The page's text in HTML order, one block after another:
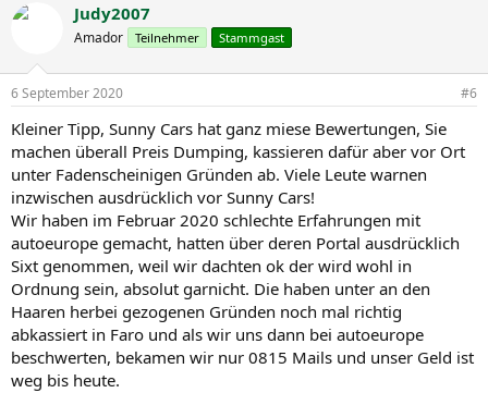
Judy2007
Amador Teilnehmer Stammgast
6 September 2020 #6
Kleiner Tipp, Sunny Cars hat ganz miese Bewertungen, Sie
machen überall Preis Dumping, kassieren dafür aber vor Ort
unter Fadenscheinigen Gründen ab. Viele Leute warnen
inzwischen ausdrücklich vor Sunny Cars!
Wir haben im Februar 2020 schlechte Erfahrungen mit
autoeurope gemacht, hatten über deren Portal ausdrücklich
Sixt genommen, weil wir dachten ok der wird wohl in
Ordnung sein, absolut garnicht. Die haben unter an den
Haaren herbei gezogenen Gründen noch mal richtig
abkassiert in Faro und als wir uns dann bei autoeurope
beschwerten, bekamen wir nur 0815 Mails und unser Geld ist
weg bis heute.